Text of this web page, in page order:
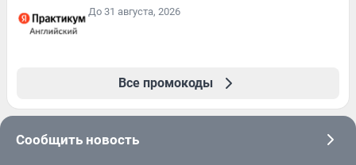
До 31 августа, 2026
Все промокоды
Сообщить новость